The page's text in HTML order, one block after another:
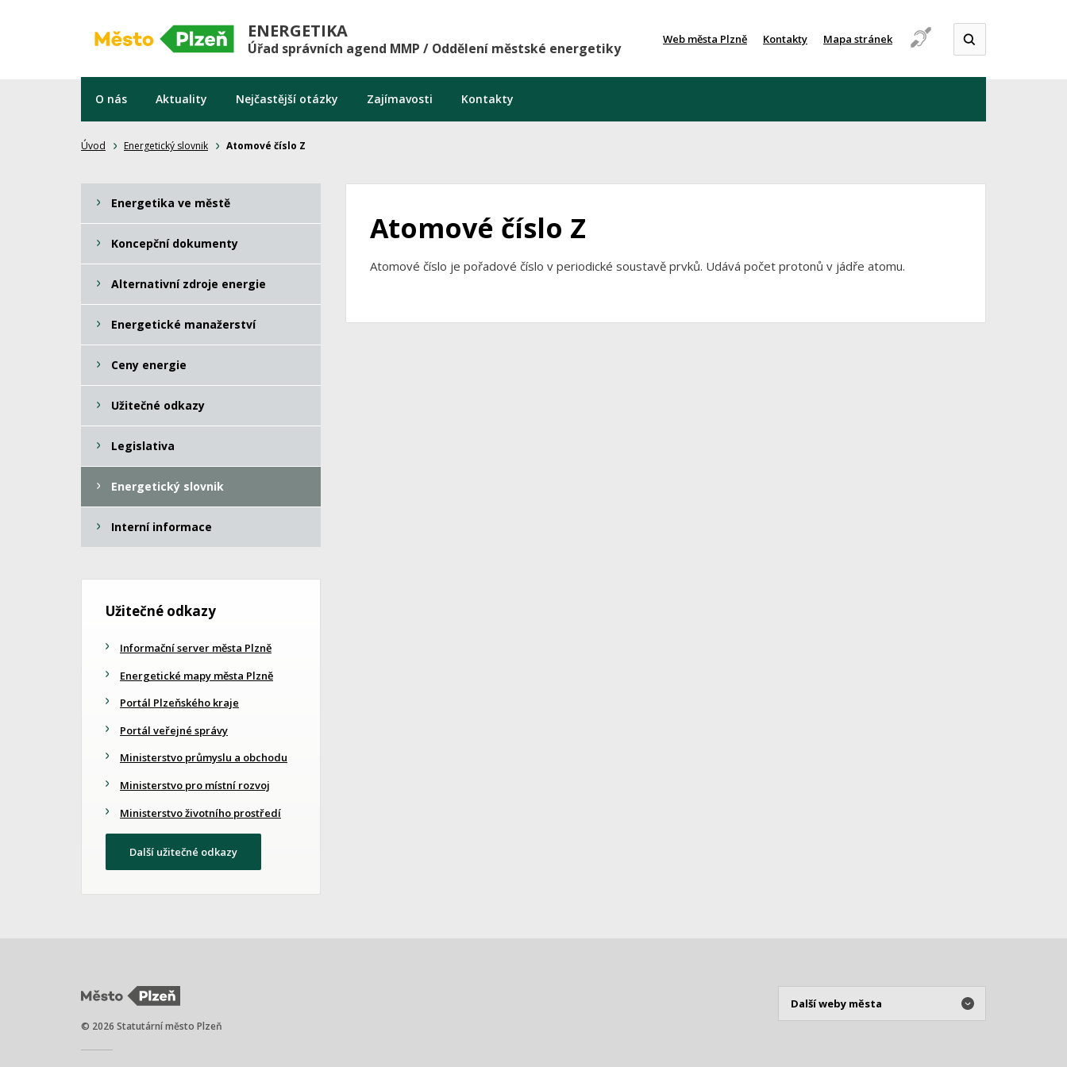
ENERGETIKA
Úřad správních agend MMP / Oddělení městské energetiky
Web města Plzně Kontakty Mapa stránek
O nás Aktuality Nejčastější otázky Zajímavosti Kontakty
Úvod Energetický slovnik Atomové číslo Z
Atomové číslo Z
Atomové číslo je pořadové číslo v periodické soustavě prvků. Udává počet protonů v jádře atomu.
Energetika ve městě
Koncepční dokumenty
Alternativní zdroje energie
Energetické manažerství
Ceny energie
Užitečné odkazy
Legislativa
Energetický slovnik
Interní informace
Užitečné odkazy
Informační server města Plzně
Energetické mapy města Plzně
Portál Plzeňského kraje
Portál veřejné správy
Ministerstvo průmyslu a obchodu
Ministerstvo pro místní rozvoj
Ministerstvo životního prostředí
Další užitečné odkazy
© 2026 Statutární město Plzeň